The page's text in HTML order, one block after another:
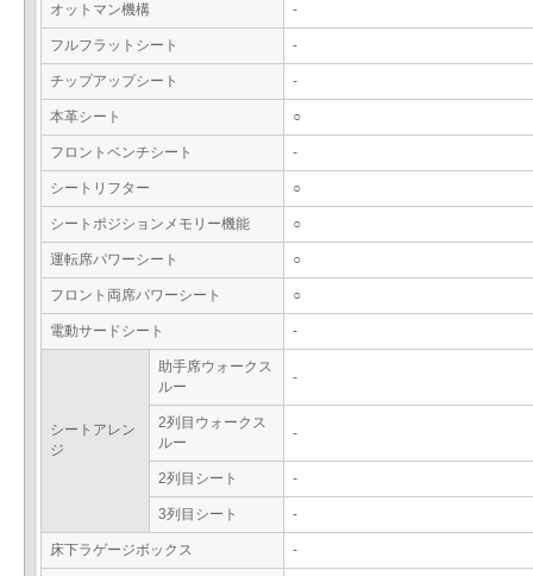
オットマン機構 -
フルフラットシート -
チップアップシート -
本革シート ○
フロントベンチシート -
シートリフター ○
シートポジションメモリー機能 ○
運転席パワーシート ○
フロント両席パワーシート ○
電動サードシート -
シートアレン
ジ
助手席ウォークス
ルー
-
2列目ウォークス
ルー
-
2列目シート -
3列目シート -
床下ラゲージボックス -